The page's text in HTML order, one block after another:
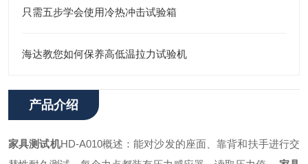
只需五步学会使用冷热冲击试验箱
海达教您如何保养高低温拉力试验机
产品介绍
家具测试机HD-A010概述：能对沙发的座面、靠背和扶手进行交